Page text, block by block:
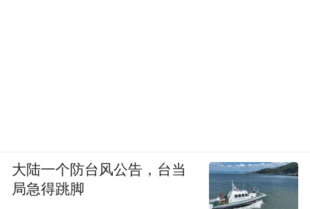
大陆一个防台风公告，台当
局急得跳脚